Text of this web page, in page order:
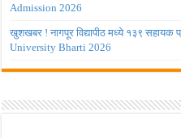
Admission 2026
खुशखबर ! नागपूर विद्यापीठ मध्ये १३९ सहायक
University Bharti 2026